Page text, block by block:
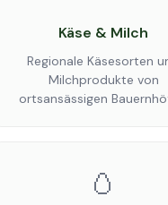
Käse & Milch
Regionale Käsesorten
Milchprodukte von
ortsansässigen
🥚